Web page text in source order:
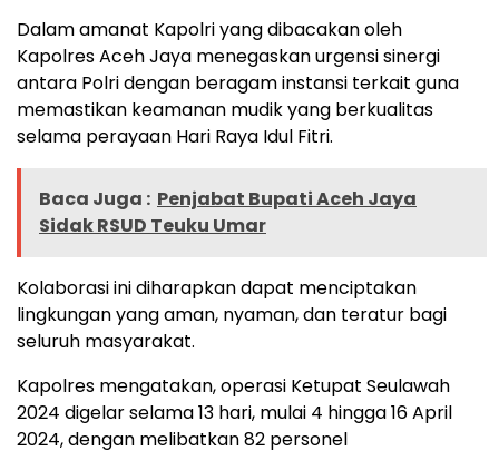
Dalam amanat Kapolri yang dibacakan oleh
Kapolres Aceh Jaya menegaskan urgensi sinergi
antara Polri dengan beragam instansi terkait guna
memastikan keamanan mudik yang berkualitas
selama perayaan Hari Raya Idul Fitri.
Baca Juga : Penjabat Bupati Aceh Jaya
Sidak RSUD Teuku Umar
Kolaborasi ini diharapkan dapat menciptakan
lingkungan yang aman, nyaman, dan teratur bagi
seluruh masyarakat.
Kapolres mengatakan, operasi Ketupat Seulawah
2024 digelar selama 13 hari, mulai 4 hingga 16 April
2024, dengan melibatkan 82 personel